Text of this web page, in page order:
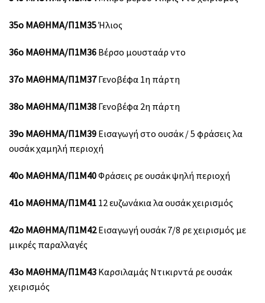
35ο ΜΑΘΗΜΑ/Π1Μ35Ήλιος
36ο ΜΑΘΗΜΑ/Π1Μ36 Βέρσο μουσταάρ ντο
37ο ΜΑΘΗΜΑ/Π1Μ37Γενοβέφα 1η πάρτη
38ο ΜΑΘΗΜΑ/Π1Μ38 Γενοβέφα 2η πάρτη
39ο ΜΑΘΗΜΑ/Π1Μ39 Εισαγωγή στο ουσάκ / 5 φράσεις λα
ουσάκ χαμηλή περιοχή
40ο ΜΑΘΗΜΑ/Π1Μ40Φράσεις ρε ουσάκ ψηλή περιοχή
41ο ΜΑΘΗΜΑ/Π1Μ41 12 ευζωνάκια λα ουσάκ χειρισμός
42ο ΜΑΘΗΜΑ/Π1Μ42Εισαγωγή ουσάκ 7/8 ρε χειρισμός με
μικρές παραλλαγές
43ο ΜΑΘΗΜΑ/Π1Μ43 Καρσιλαμάς Ντικιρντά ρε ουσάκ
χειρισμός